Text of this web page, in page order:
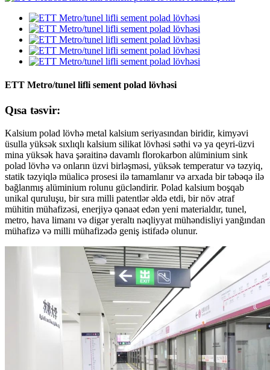
ETT Metro/tunel lifli sement polad lövhəsi
Qısa təsvir:
Kalsium polad lövhə metal kalsium seriyasından biridir, kimyəvi
üsulla yüksək sıxlıqlı kalsium silikat lövhəsi səthi və ya qeyri-üzvi
mina yüksək hava şəraitinə davamlı florokarbon alüminium sink
polad lövhə və onların üzvi birləşməsi, yüksək temperatur və təzyiq,
statik təzyiqlə müalicə prosesi ilə tamamlanır və arxada bir təbəqə ilə
bağlanmış alüminium rolunu gücləndirir. Polad kalsium boşqab
unikal quruluşu, bir sıra milli patentlər əldə etdi, bir növ ətraf
mühitin mühafizəsi, enerjiyə qənaət edən yeni materialdır, tunel,
metro, hava limanı və digər yeraltı nəqliyyat mühəndisliyi yanğından
mühafizə və milli mühafizədə geniş istifadə olunur.